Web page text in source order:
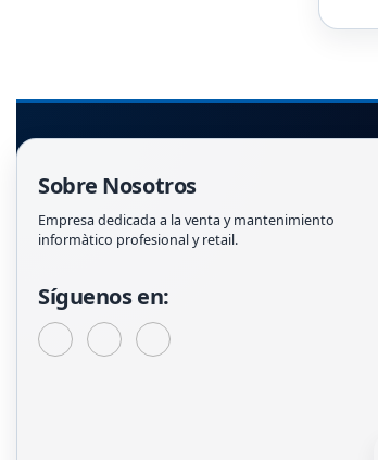
Sobre Nosotros
Empresa dedicada a la venta y mantenimiento
informàtico profesional y retail.
Síguenos en: